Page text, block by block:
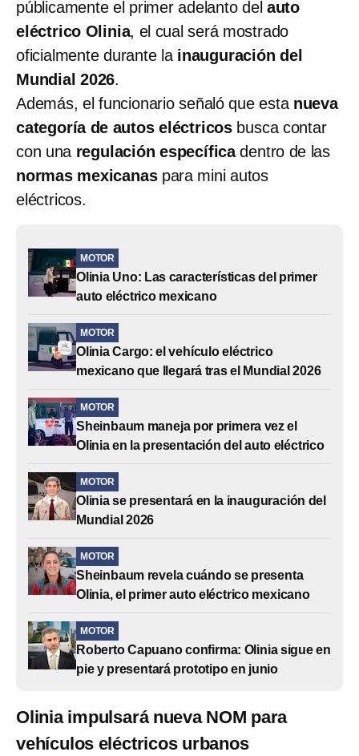
públicamente el primer adelanto del auto
eléctrico Olinia, el cual será mostrado
oficialmente durante la inauguración del
Mundial 2026.
Además, el funcionario señaló que esta nueva
categoría de autos eléctricos busca contar
con una regulación específicadentro de las
normas mexicanaspara mini autos
eléctricos.
MOTOR
Olinia Uno: Las características del primer
auto eléctrico mexicano
MOTOR
Olinia Cargo: el vehículo eléctrico
mexicano que llegará tras el Mundial 2026
MOTOR
Sheinbaum maneja por primera vez el
Olinia en la presentación del auto eléctrico
MOTOR
Olinia se presentará en la inauguración del
Mundial 2026
MOTOR
Sheinbaum revela cuándo se presenta
Olinia, el primer auto eléctrico mexicano
MOTOR
Roberto Capuano confirma: Olinia sigue en
pie y presentará prototipo en junio
Olinia impulsará nueva NOM para
vehículos eléctricos urbanos